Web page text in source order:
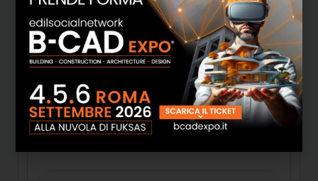
Pozzetti e canalette in polipropilene:
griglie, canalette, chiusini e raccordi
Prodotti per il fonoisolamento
Soluzioni di design per il
fonoassorbimento
Ventilazione e aerazione silenziata